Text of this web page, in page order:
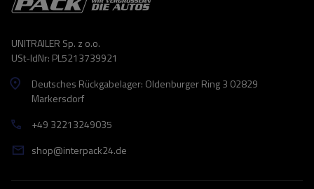
UNITRAILER Sp. z o.o.
USt-IdNr: PL5213739921
Deutsches Rückgabelager: Oldenburger Ring 3 02829
Markersdorf
+49 32213249035
shop@interpack24.de